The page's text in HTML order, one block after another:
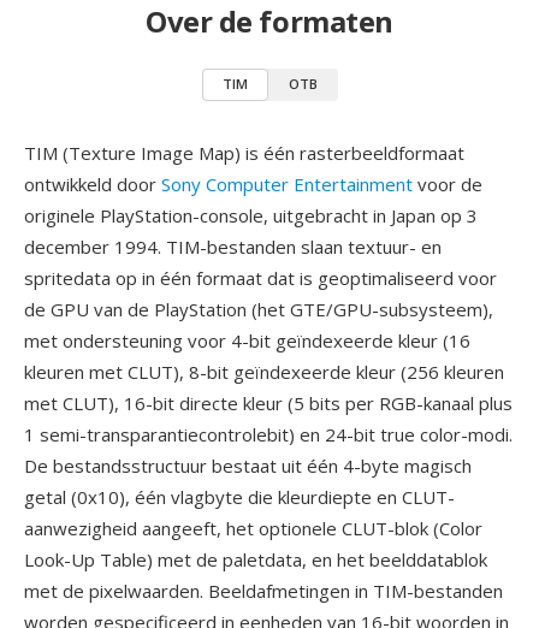
Over de formaten
TIM OTB
TIM (Texture Image Map) is één rasterbeeldformaat
ontwikkeld door Sony Computer Entertainment voor de
originele PlayStation-console, uitgebracht in Japan op 3
december 1994. TIM-bestanden slaan textuur- en
spritedata op in één formaat dat is geoptimaliseerd voor
de GPU van de PlayStation (het GTE/GPU-subsysteem),
met ondersteuning voor 4-bit geïndexeerde kleur (16
kleuren met CLUT), 8-bit geïndexeerde kleur (256 kleuren
met CLUT), 16-bit directe kleur (5 bits per RGB-kanaal plus
1 semi-transparantiecontrolebit) en 24-bit true color-modi.
De bestandsstructuur bestaat uit één 4-byte magisch
getal (0x10), één vlagbyte die kleurdiepte en CLUT-
aanwezigheid aangeeft, het optionele CLUT-blok (Color
Look-Up Table) met de paletdata, en het beelddatablok
met de pixelwaarden. Beeldafmetingen in TIM-bestanden
worden gespecificeerd in eenheden van 16-bit woorden in